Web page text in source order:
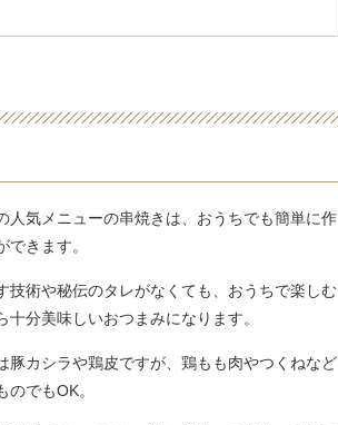
人気メニューの串焼きは、おうちでも簡単に作
できます。
技術や秘伝のタレがなくても、おうちで楽しむ
十分美味しいおつまみになります。
豚カシラや鶏皮ですが、鶏もも肉やつくねなど
のでもOK。